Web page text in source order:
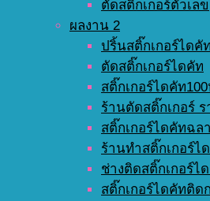
ตัดสติ๊กเกอร์ตัวเลข
ผลงาน 2
ปริ้นสติ๊กเกอร์ไดคัท
ตัดสติ๊กเกอร์ไดคัท
สติ๊กเกอร์ไดคัท
ร้านตัดสติ๊กเกอร์ ร
สติ๊กเกอร์ไดคัทฉล
ร้านทำสติ๊กเกอร์ไ
ช่างติดสติ๊กเกอร์ไ
สติ๊กเกอร์ไดคัทติด